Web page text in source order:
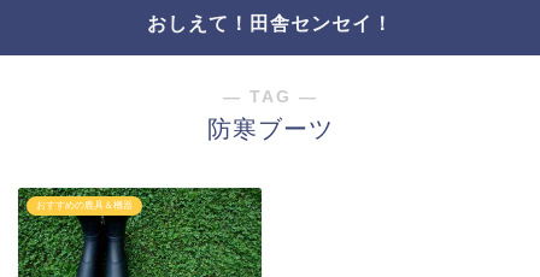
おしえて！田舎センセイ！
― TAG ―
防寒ブーツ
おすすめの農具＆機器